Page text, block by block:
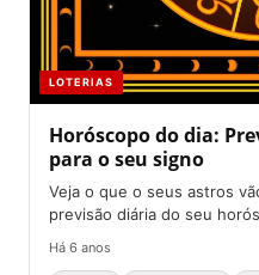
LOTERIAS
Horóscopo do dia:
para o seu signo
Veja o que o seus astros
previsão diária do seu
Há 6 anos